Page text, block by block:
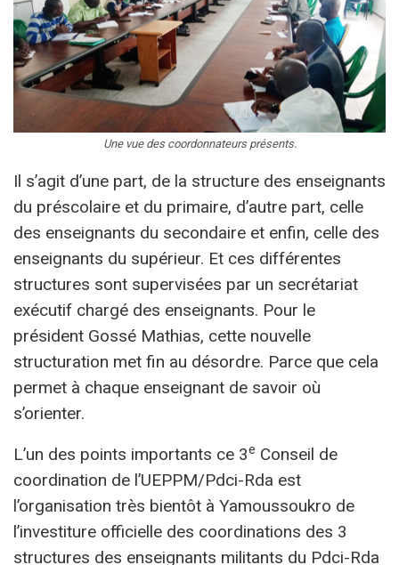
Une vue des coordonnateurs présents.
Il s’agit d’une part, de la structure des enseignants
du préscolaire et du primaire, d’autre part, celle
des enseignants du secondaire et enfin, celle des
enseignants du supérieur. Et ces différentes
structures sont supervisées par un secrétariat
exécutif chargé des enseignants. Pour le
président Gossé Mathias, cette nouvelle
structuration met fin au désordre. Parce que cela
permet à chaque enseignant de savoir où
s’orienter.
L’un des points importants ce 3e Conseil de
coordination de l’UEPPM/Pdci-Rda est
l’organisation très bientôt à Yamoussoukro de
l’investiture officielle des coordinations des 3
structures des enseignants militants du Pdci-Rda